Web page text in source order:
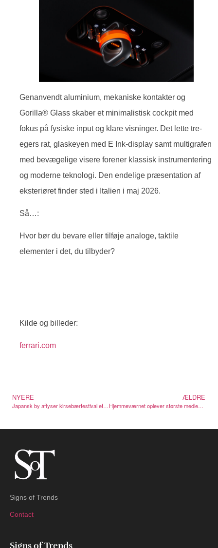
Genanvendt aluminium, mekaniske kontakter og
Gorilla® Glass skaber et minimalistisk cockpit med
fokus på fysiske input og klare visninger. Det lette tre-
egers rat, glaskeyen med E Ink-display samt multigrafen
med bevægelige visere forener klassisk instrumentering
og moderne teknologi. Den endelige præsentation af
eksteriøret finder sted i Italien i maj 2026.
Så…:
Hvor bør du bevare eller tilføje analoge, taktile
elementer i det, du tilbyder?
Kilde og billeder:
ferrari.com
NYERE
Japansk by aflyser kirsebærfestival efter turistboom
ÆLDRE
Hjemmeværnet oplever største medlemsvækst siden den kolde krig
Signs of Trends
Contact
Signs of Trends